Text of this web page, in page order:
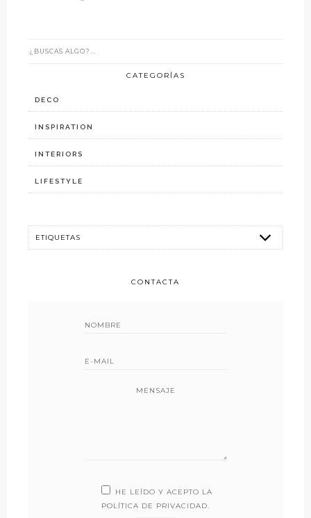
CATEGORÍAS
DECO
INSPIRATION
INTERIORS
LIFESTYLE
CONTACTA
MENSAJE
HE LEÍDO Y ACEPTO LA
POLÍTICA DE PRIVACIDAD.